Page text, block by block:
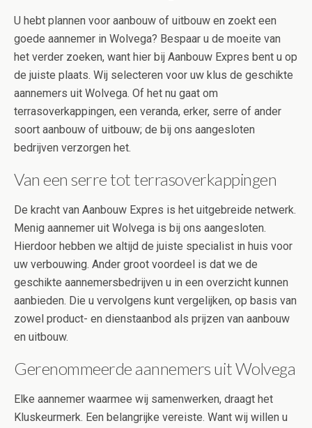
U hebt plannen voor aanbouw of uitbouw en zoekt een
goede aannemer in Wolvega? Bespaar u de moeite van
het verder zoeken, want hier bij Aanbouw Expres bent u op
de juiste plaats. Wij selecteren voor uw klus de geschikte
aannemers uit Wolvega. Of het nu gaat om
terrasoverkappingen, een veranda, erker, serre of ander
soort aanbouw of uitbouw; de bij ons aangesloten
bedrijven verzorgen het.
Van een serre tot terrasoverkappingen
De kracht van Aanbouw Expres is het uitgebreide netwerk.
Menig aannemer uit Wolvega is bij ons aangesloten.
Hierdoor hebben we altijd de juiste specialist in huis voor
uw verbouwing. Ander groot voordeel is dat we de
geschikte aannemersbedrijven u in een overzicht kunnen
aanbieden. Die u vervolgens kunt vergelijken, op basis van
zowel product- en dienstaanbod als prijzen van aanbouw
en uitbouw.
Gerenommeerde aannemers uit Wolvega
Elke aannemer waarmee wij samenwerken, draagt het
Kluskeurmerk. Een belangrijke vereiste. Want wij willen u